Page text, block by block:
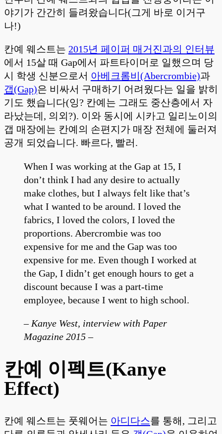
야기가 간간히 들려왔습니다(그게 바로 이거구
나!)
칸예 웨스트는 2015년 페이퍼 매거진과의 인터뷰
에서 15살 때 Gap에서 파트타이머로 일했으며 당
시 학생 신분으로서 아베크롬비(Abercrombie)과
갭(Gap)은 비싸서 구매하기 어려웠다는 일을 밝히
기도 했습니다(잉? 칸예는 그래도 중산층에서 자
라났는데, 의외?). 이와 동시에 시카고 일리노이의
갭 매장에는 칸예의 손편지가 매장 전체에 둘러져
공개 되었습니다. 빠르다, 빨러.
When I was working at the Gap at 15, I
don’t think I had any desire to actually
make clothes, but I always felt like that’s
what I wanted to be around. I loved the
fabrics, I loved the colors, I loved the
proportions. Abercrombie was too
expensive for me and the Gap was too
expensive for me. Even though I worked at
the Gap, I didn’t get enough hours to get a
discount because I was a part-time
employee, because I went to high school.
– Kanye West, interview with Paper
Magazine 2015 –
칸예 이펙트(Kanye
Effect)
칸예 웨스트는 풋웨어는 아디다스를 통해, 그리고